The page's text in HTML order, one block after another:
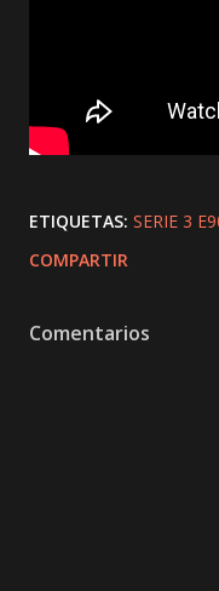
ETIQUETAS: SERIE 3
COMPARTIR
Comentarios